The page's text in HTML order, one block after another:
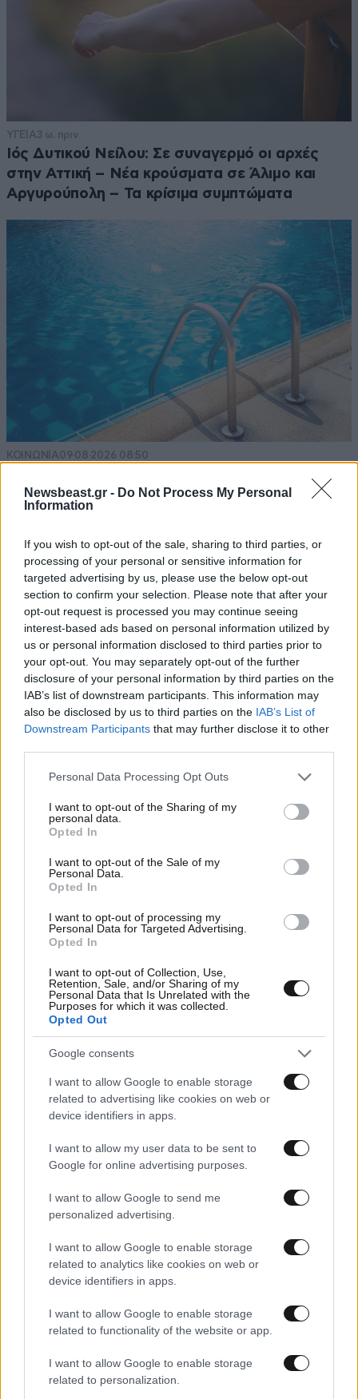
Newsbeast.gr - Do Not Process My Personal
Information
If you wish to opt-out of the sale, sharing to third parties, or
processing of your personal or sensitive information for
targeted advertising by us, please use the below opt-out
section to confirm your selection. Please note that after your
opt-out request is processed you may continue seeing
interest-based ads based on personal information utilized by
us or personal information disclosed to third parties prior to
your opt-out. You may separately opt-out of the further
disclosure of your personal information by third parties on the
IAB’s list of downstream participants. This information may
also be disclosed by us to third parties on the IAB’s List of
Downstream Participants that may further disclose it to other
Please note that this website/app uses one or more Google
not limited to your visit or usage behaviour. You may click to
grant or deny consent to Google and its third-party tags to
use your data for below specified purposes in below Google
consent section.
Personal Data Processing Opt Outs
I want to opt-out of the Sharing of my
personal data.
Opted In
I want to opt-out of the Sale of my
Personal Data.
Opted In
I want to opt-out of processing my
Personal Data for Targeted Advertising.
Opted In
I want to opt-out of Collection, Use,
Retention, Sale, and/or Sharing of my
Personal Data that Is Unrelated with the
Purposes for which it was collected.
Opted Out
Google consents
I want to allow Google to enable storage
related to advertising like cookies on web or
device identifiers in apps.
I want to allow my user data to be sent to
Google for online advertising purposes.
I want to allow Google to send me
personalized advertising.
I want to allow Google to enable storage
related to analytics like cookies on web or
device identifiers in apps.
I want to allow Google to enable storage
related to functionality of the website or app.
I want to allow Google to enable storage
related to personalization.
ΥΓΕΙΑ3 ω. πριν
Ιός Δυτικού Νείλου: Σε συναγερμό οι αρχές
στην Αττική – Νέα κρούσματα σε Άλιμο και
Αργυρούπολη – Τα κρίσιμα συμπτώματα
ΚΟΙΝΩΝΙΑ09·08·2026 08:50
προσπάθεια του μπάρμαν να σώσει το 4χρονο
παιδί – Τι ερευνούν οι αρχές
Φυσικοθεραπεία ή
προοπτικών
Ο απόλυτος σύμμαχος στην
ισορροπία
Πες μου πότε γεννήθηκες και
θα σου πω ποιες εμπειρίες θα
συμμετοχές